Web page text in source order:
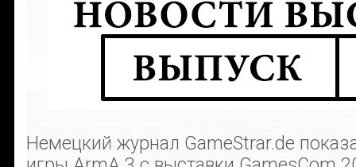
Немецкий журнал GameStrar.de